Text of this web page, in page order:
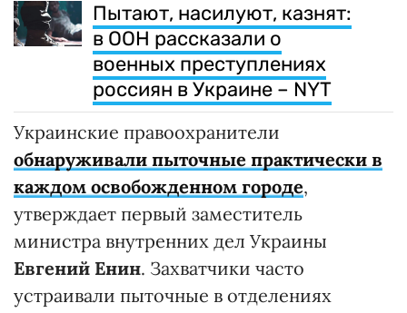
Пытают, насилуют, казнят:
в ООН рассказали о
военных преступлениях
россиян в Украине – NYT
Украинские правоохранители
обнаруживали пыточные практически в
каждом освобожденном городе,
утверждает первый заместитель
министра внутренних дел Украины
Евгений Енин. Захватчики часто
устраивали пыточные в отделениях